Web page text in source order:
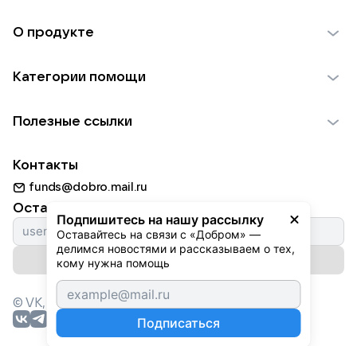
Подпишитесь на нашу рассылку
Оставайтесь на связи с «Добром» —
делимся новостями и рассказываем о тех,
кому нужна помощь
Подписаться
О продукте
Использование материалов
Для НКО
Партнерам
Категории помощи
Пожилым
Животным
Природе
Культуре
Фондам
Полезные ссылки
Добрый день
Истории
Автоплатежи
Контакты
funds@dobro.mail.ru
Оставайтесь с нами
Подписаться на рассылку
© VK, 2026г. Все права защищены.